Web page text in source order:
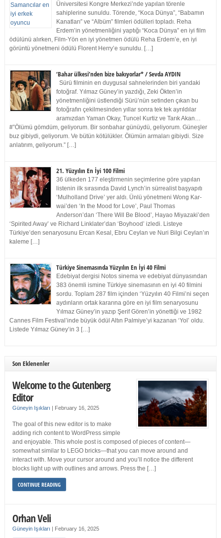
Üniversitesi Kongre Merkezi’nde yapılan törenle
sahiplerine sunuldu. Törende, “Koca Dünya”, “Babamın
Kanatları” ve “Albüm” filmleri ödülleri topladı. Reha
Erdem’in yönetmenliğini yaptığı “Koca Dünya” en iyi film
ödülünü alırken, Film-Yön en iyi yönetmen ödülü Reha Erdem’e, en iyi
görüntü yönetmeni ödülü Florent Herry’e sunuldu. […]
‘Bahar ülkesi’nden bize bakıyorlar* / Sevda AYDIN
Sürü filminin en duygusal sahnelerinden biri yandaki
fotoğraf. Yılmaz Güney’in yazdığı, Zeki Ökten’in
yönetmenliğini üstlendiği Sürü’nün setinden çıkan bu
fotoğrafın çekilmesinden yıllar sonra tek tek ayrıldılar
aramızdan Yaman Okay, Tuncel Kurtiz ve Tarık Akan…
#”Ölümü gömdüm, geliyorum. Bir sonbahar günüydü, geliyorum. Güneşler
buz gibiydi, geliyorum. Ve bütün kötülükler. Ölümün armaları gibiydi. Size
anlatırım, geliyorum.” […]
21. Yüzyılın En İyi 100 Filmi
36 ülkeden 177 eleştirmenin seçimlerine göre yapılan
listenin ilk sırasında David Lynch’in sürrealist başyapıtı
‘Mulholland Drive’ yer aldı. Ünlü yönetmeni Wong Kar-
wai’den ‘In the Mood for Love’, Paul Thomas
Anderson’dan ‘There Will Be Blood’, Hayao Miyazaki’den
‘Spirited Away’ ve Richard Linklater’dan ‘Boyhood’ izledi. Listeye
Türkiye’den senaryosunu Ercan Kesal, Ebru Ceylan ve Nuri Bilgi Ceylan’ın
kaleme […]
Türkiye Sinemasında Yüzyılın En İyi 40 Filmi
Edebiyat dergisi Notos sinema ve edebiyat dünyasından
383 önemli ismine Türkiye sinemasının en iyi 40 filmini
sordu. Toplam 287 film içinden ‘Yüzyılın 40 Filmi’ni seçen
aydınların ortak kararına göre en iyi film senaryosunu
Yılmaz Güney’in yazıp Şerif Gören’in yönettiği ve 1982
Cannes Film Festival’inde büyük ödül Altın Palmiye’yi kazanan ‘Yol’ oldu.
Listede Yılmaz Güney’in 3 […]
Son Eklenenler
Welcome to the Gutenberg
Editor
Güneyin Işıkları | February 16, 2025
The goal of this new editor is to make
adding rich content to WordPress simple
and enjoyable. This whole post is composed of pieces of content—
somewhat similar to LEGO bricks—that you can move around and
interact with. Move your cursor around and you’ll notice the different
blocks light up with outlines and arrows. Press the […]
CONTINUE READING
Orhan Veli
Güneyin Işıkları | February 16, 2025